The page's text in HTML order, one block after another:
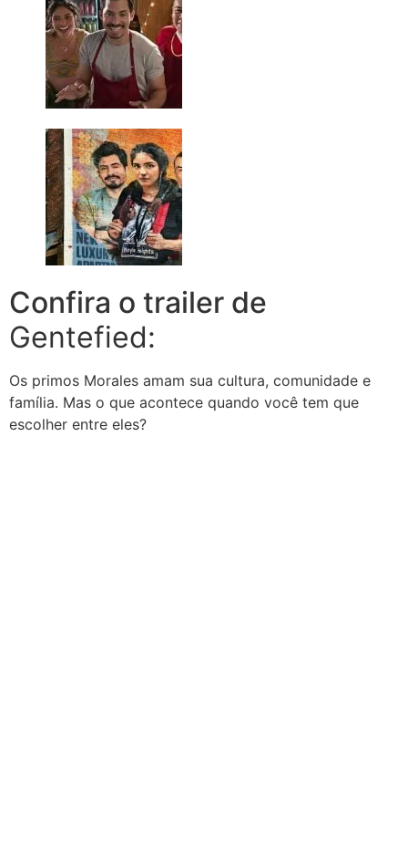
Confira o trailer de
Gentefied:
Os primos Morales amam sua cultura, comunidade e
família. Mas o que acontece quando você tem que
escolher entre eles?